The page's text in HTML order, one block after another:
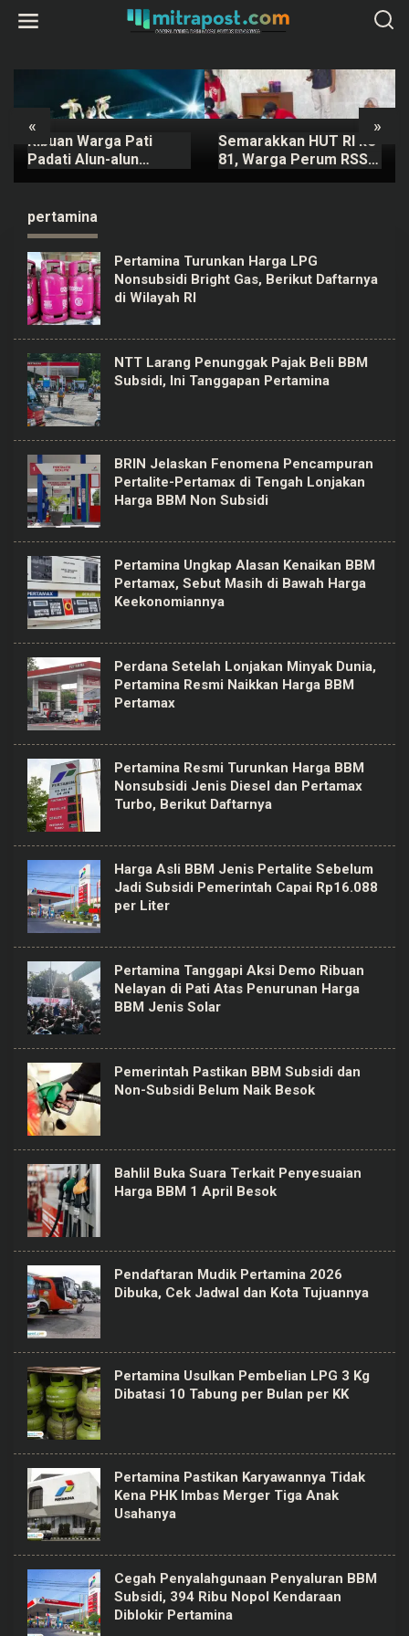
« »
Ribuan Warga Pati
Padati Alun-alun
Semarakkan HUT RI ke-
81, Warga Perum RSS
pertamina
Pertamina Turunkan Harga LPG
Nonsubsidi Bright Gas, Berikut Daftarnya
di Wilayah RI
NTT Larang Penunggak Pajak Beli BBM
Subsidi, Ini Tanggapan Pertamina
BRIN Jelaskan Fenomena Pencampuran
Pertalite-Pertamax di Tengah Lonjakan
Harga BBM Non Subsidi
Pertamina Ungkap Alasan Kenaikan BBM
Pertamax, Sebut Masih di Bawah Harga
Keekonomiannya
Perdana Setelah Lonjakan Minyak Dunia,
Pertamina Resmi Naikkan Harga BBM
Pertamax
Pertamina Resmi Turunkan Harga BBM
Nonsubsidi Jenis Diesel dan Pertamax
Turbo, Berikut Daftarnya
Harga Asli BBM Jenis Pertalite Sebelum
Jadi Subsidi Pemerintah Capai Rp16.088
per Liter
Pertamina Tanggapi Aksi Demo Ribuan
Nelayan di Pati Atas Penurunan Harga
BBM Jenis Solar
Pemerintah Pastikan BBM Subsidi dan
Non-Subsidi Belum Naik Besok
Bahlil Buka Suara Terkait Penyesuaian
Harga BBM 1 April Besok
Pendaftaran Mudik Pertamina 2026
Dibuka, Cek Jadwal dan Kota Tujuannya
Pertamina Usulkan Pembelian LPG 3 Kg
Dibatasi 10 Tabung per Bulan per KK
Pertamina Pastikan Karyawannya Tidak
Kena PHK Imbas Merger Tiga Anak
Usahanya
Cegah Penyalahgunaan Penyaluran BBM
Subsidi, 394 Ribu Nopol Kendaraan
Diblokir Pertamina